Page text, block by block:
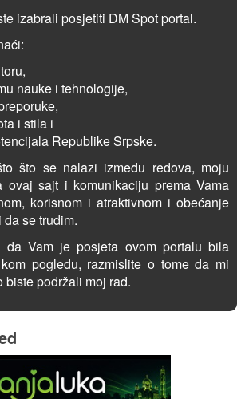
izabrali posjetiti DM Spot portal.
nauke i tehnologije,
i stila i
Republike Srpske.
što se nalazi između redova, moju
ovaj sajt i komunikaciju prema Vama
korisnom i atraktivnom i obećanje
se trudim.
da Vam je posjeta ovom portalu bila
pogledu, razmislite o tome da mi
biste podržali moj rad.